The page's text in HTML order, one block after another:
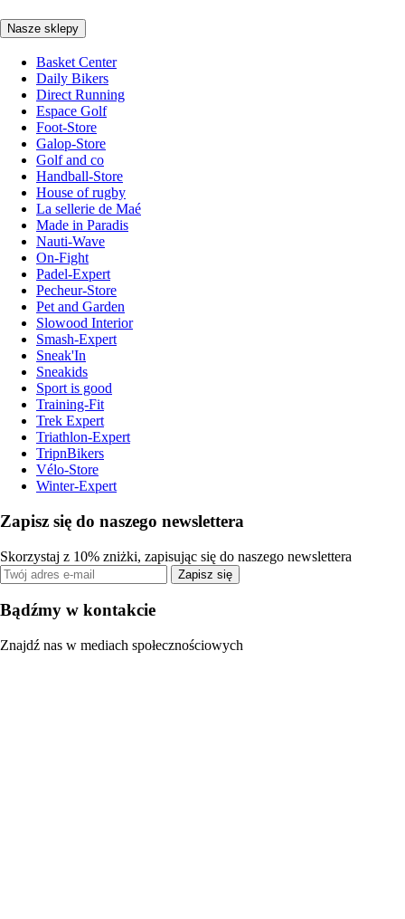
Nasze sklepy
Basket Center
Daily Bikers
Direct Running
Espace Golf
Foot-Store
Galop-Store
Golf and co
Handball-Store
House of rugby
La sellerie de Maé
Made in Paradis
Nauti-Wave
On-Fight
Padel-Expert
Pecheur-Store
Pet and Garden
Slowood Interior
Smash-Expert
Sneak'In
Sneakids
Sport is good
Training-Fit
Trek Expert
Triathlon-Expert
TripnBikers
Vélo-Store
Winter-Expert
Zapisz się do naszego newslettera
Skorzystaj z 10% zniżki, zapisując się do naszego newslettera
Zapisz się
Bądźmy w kontakcie
Znajdź nas w mediach społecznościowych